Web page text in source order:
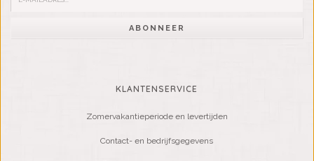
ABONNEER
KLANTENSERVICE
Zomervakantieperiode en levertijden
Contact- en bedrijfsgegevens